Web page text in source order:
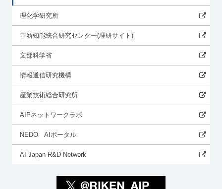
理化学研究所
革新知能統合研究センター(理研サイト)
文部科学省
情報通信研究機構
産業技術総合研究所
AIPネットワークラボ
NEDO AIポータル
AI Japan R&D Network